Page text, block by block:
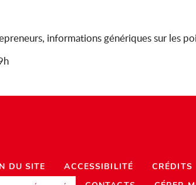
informations génériques sur les
DU SITE ACCESSIBILITÉ CRÉDITS